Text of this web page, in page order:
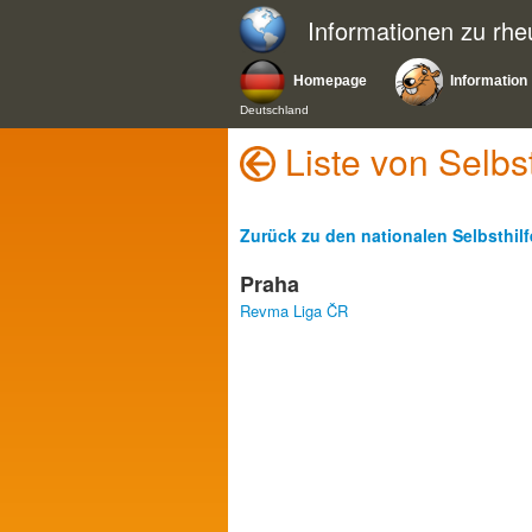
Informationen zu
Homepage
Deutschland
Information
Liste von
Zurück zu den nationalen
Praha
Revma Liga ČR